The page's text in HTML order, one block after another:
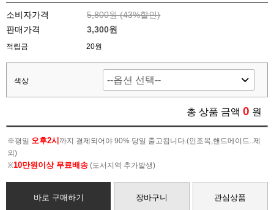
소비자가격 5,800원 (43%할인)
판매가격
3,300원
적립금 20원
색상
총 상품 금액 0 원
※평일 오후2시 까지 결제되어야 90% 당일 출고됩니다.(인조목,핸드메이드..제
외)
※10만원이상 무료배송 (도서지역 추가발생)
바로 구매하기 장바구니 관심상품